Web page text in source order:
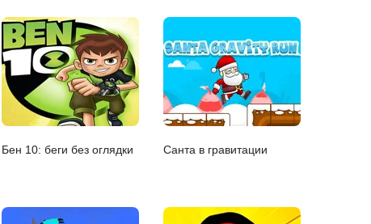
Бен 10: беги без оглядки Санта в гравитации